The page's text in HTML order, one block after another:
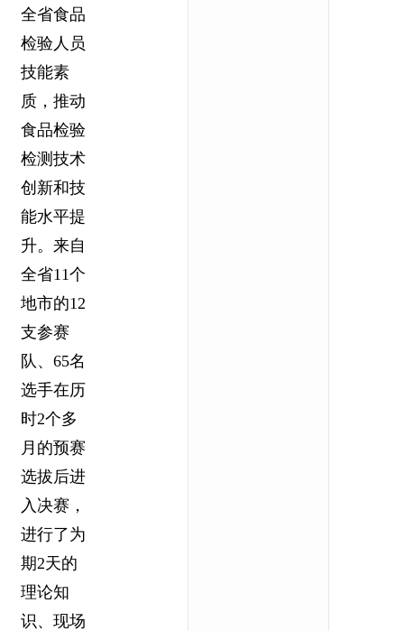
全省食品
检验人员
技能素
质，推动
食品检验
检测技术
创新和技
能水平提
升。来自
全省11个
地市的12
支参赛
队、65名
选手在历
时2个多
月的预赛
选拔后进
入决赛，
进行了为
期2天的
理论知
识、现场